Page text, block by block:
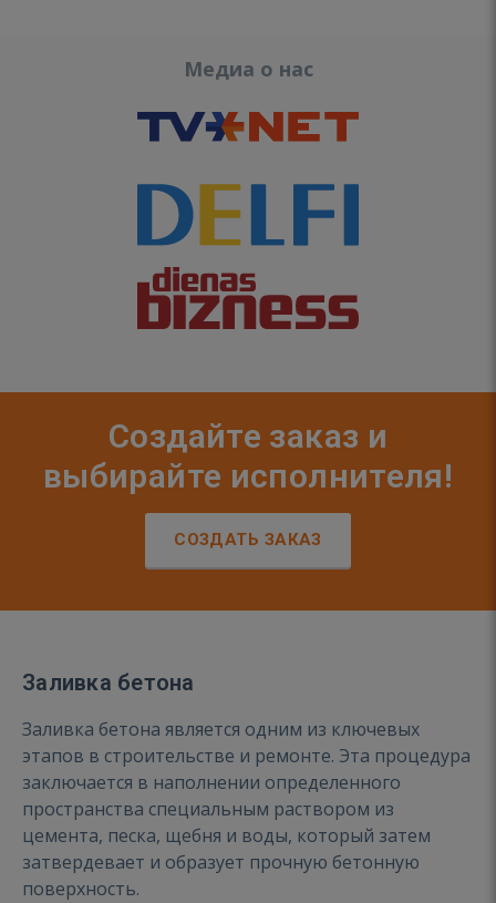
Медиа о нас
Создайте заказ и
выбирайте исполнителя!
СОЗДАТЬ ЗАКАЗ
Заливка бетона
Заливка бетона является одним из ключевых
этапов в строительстве и ремонте. Эта процедура
заключается в наполнении определенного
пространства специальным раствором из
цемента, песка, щебня и воды, который затем
затвердевает и образует прочную бетонную
поверхность.